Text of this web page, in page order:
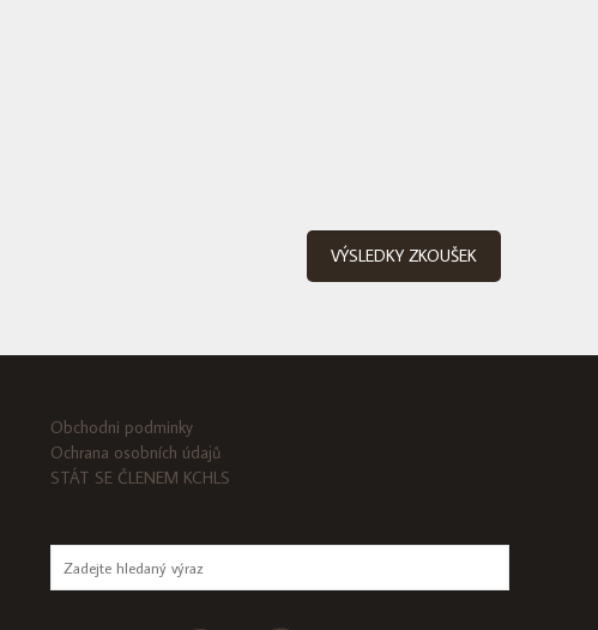
VÝSLEDKY ZKOUŠEK
Obchodni podminky
Ochrana osobních údajů
STÁT SE ČLENEM KCHLS